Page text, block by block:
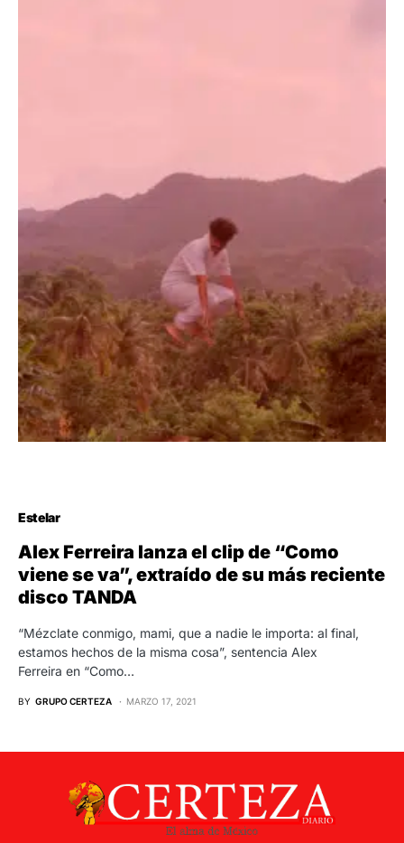
Estelar
Alex Ferreira lanza el clip de “Como
viene se va”, extraído de su más reciente
disco TANDA
“Mézclate conmigo, mami, que a nadie le importa: al final,
estamos hechos de la misma cosa”, sentencia Alex
Ferreira en “Como…
BY GRUPO CERTEZA MARZO 17, 2021